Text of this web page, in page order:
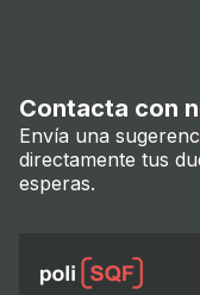
Contacta con
Envía una
directamente tus
esperas.